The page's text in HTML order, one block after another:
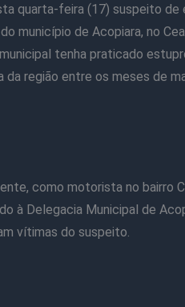
quarta-feira (17) suspeito de
município de Acopiara, no
tenha praticado
região entre os meses de
como motorista no bairro
à Delegacia Municipal de
vítimas do suspeito.